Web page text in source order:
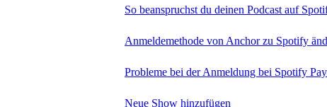
So beanspruchst du deinen Podcast auf
Anmeldemethode von Anchor zu Spotify
Probleme bei der Anmeldung bei Spotify
Neue Show hinzufügen